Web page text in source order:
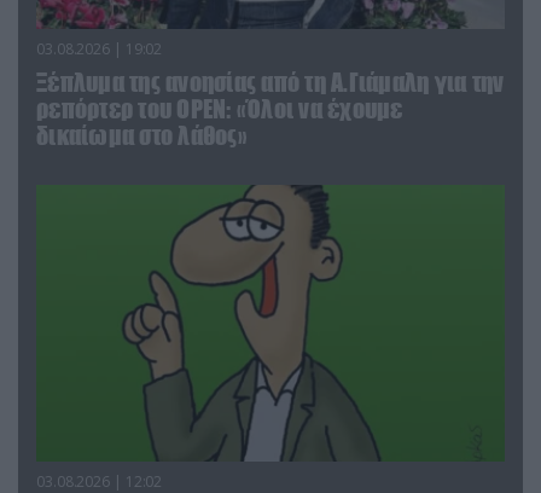
03.08.2026 | 19:02
Ξέπλυμα της ανοησίας από τη Α.Γιάμαλη για την
ρεπόρτερ του ΟΡΕΝ: «Όλοι να έχουμε
δικαίωμα στο λάθος»
03.08.2026 | 12:02